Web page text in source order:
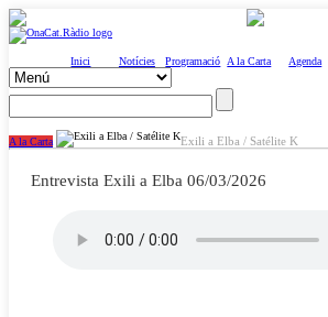
Inici Notícies Programació A la Carta Agenda
A la Carta Exili a Elba / Satélite K
Entrevista Exili a Elba 06/03/2026